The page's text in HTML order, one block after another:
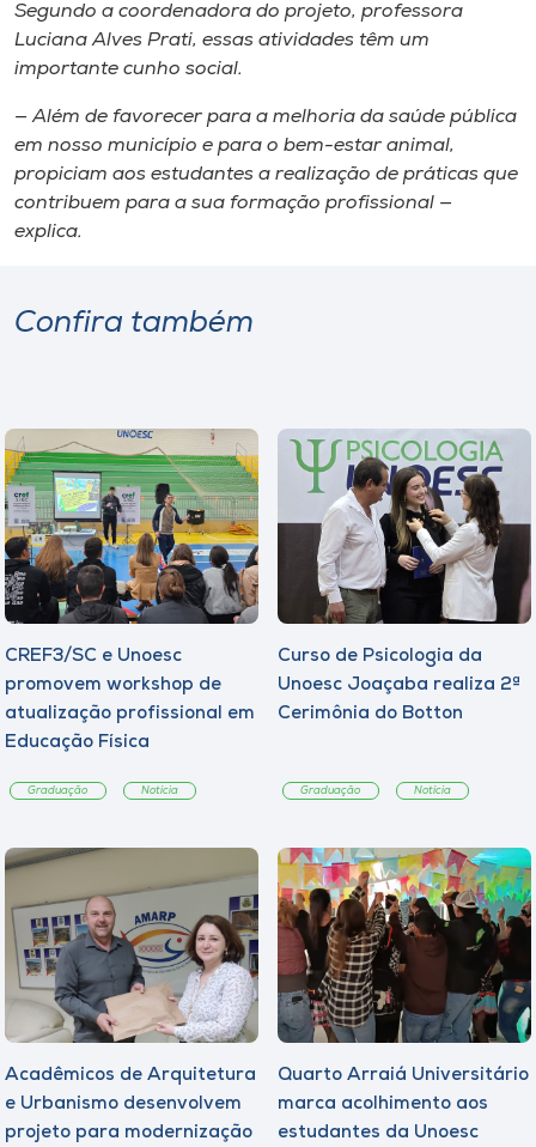
Segundo a coordenadora do projeto, professora
Luciana Alves Prati, essas atividades têm um
importante cunho social.
— Além de favorecer para a melhoria da saúde pública
em nosso município e para o bem-estar animal,
propiciam aos estudantes a realização de práticas que
contribuem para a sua formação profissional —
explica.
Confira também
CREF3/SC e Unoesc
promovem workshop de
atualização profissional em
Educação Física
Graduação Notícia
Curso de Psicologia da
Unoesc Joaçaba realiza 2ª
Cerimônia do Botton
Graduação Notícia
Acadêmicos de Arquitetura
e Urbanismo desenvolvem
projeto para modernização
Quarto Arraiá Universitário
marca acolhimento aos
estudantes da Unoesc